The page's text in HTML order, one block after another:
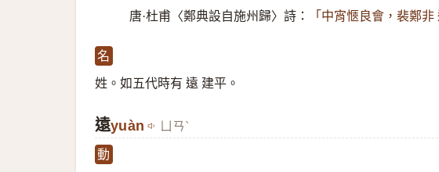
唐·杜甫〈鄭典設自施州歸〉詩：
「中宵愜良會，裴鄭非
名
姓。如五代時有 遠 建平。
遠yuàn ㄩㄢˋ
動